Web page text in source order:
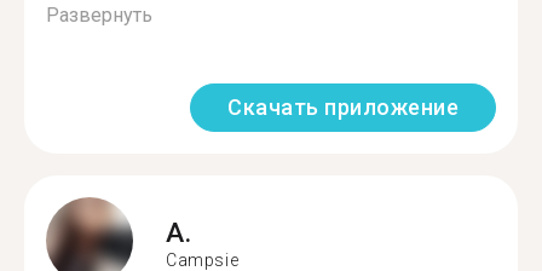
Развернуть
Скачать приложение
A.
Campsie